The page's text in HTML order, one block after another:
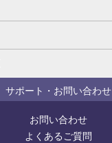
サポート・お問い合わせ
お問い合わせ
よくあるご質問